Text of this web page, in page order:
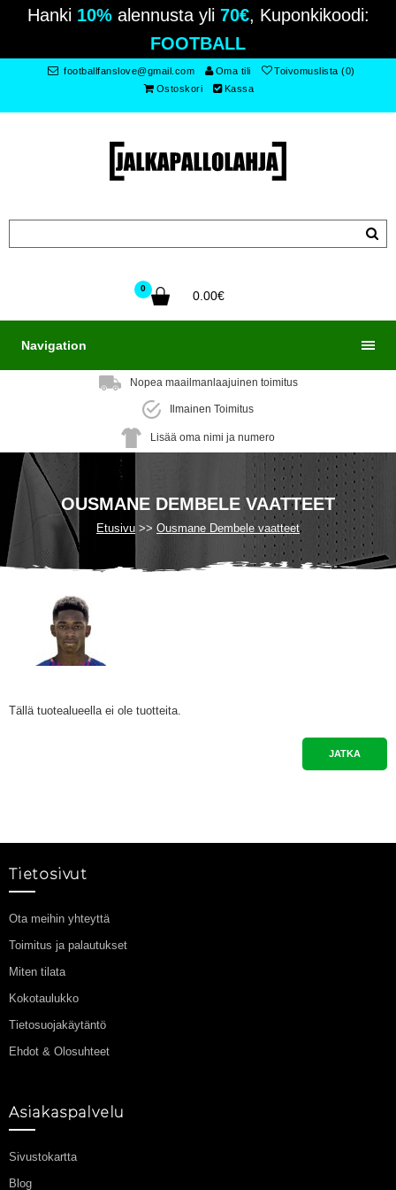
Hanki 10%alennusta yli 70€, Kuponkikoodi:
FOOTBALL
footballfanslove@gmail.com Oma tili
Toivomuslista (0)
Ostoskori
Kassa
0
0.00€
Navigation
Nopea maailmanlaajuinen toimitus
Ilmainen Toimitus
Lisää oma nimi ja numero
OUSMANE DEMBELE VAATTEET
Etusivu Ousmane Dembele vaatteet
Tällä tuotealueella ei ole tuotteita.
JATKA
Tietosivut
Ota meihin yhteyttä
Toimitus ja palautukset
Miten tilata
Kokotaulukko
Tietosuojakäytäntö
Ehdot & Olosuhteet
Asiakaspalvelu
Sivustokartta
Blog